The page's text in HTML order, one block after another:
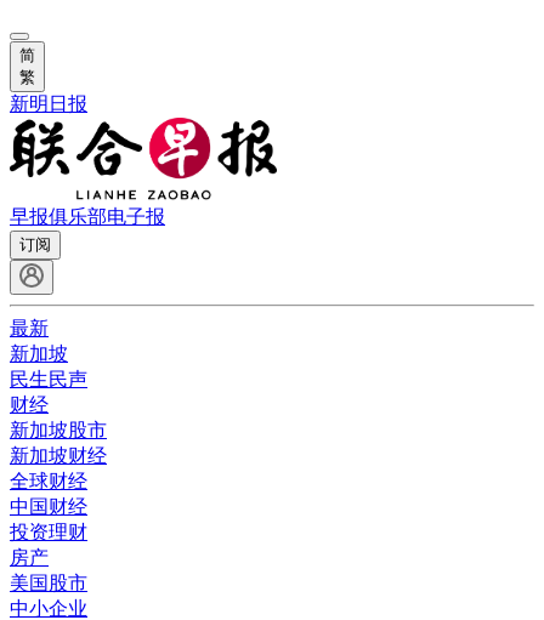
简
繁
新明日报
早报俱乐部电子报
订阅
最新
新加坡
民生民声
财经
新加坡股市
新加坡财经
全球财经
中国财经
投资理财
房产
美国股市
中小企业